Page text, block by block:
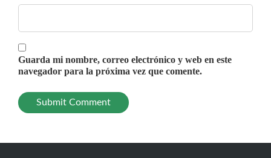
Guarda mi nombre, correo electrónico y web en este
navegador para la próxima vez que comente.